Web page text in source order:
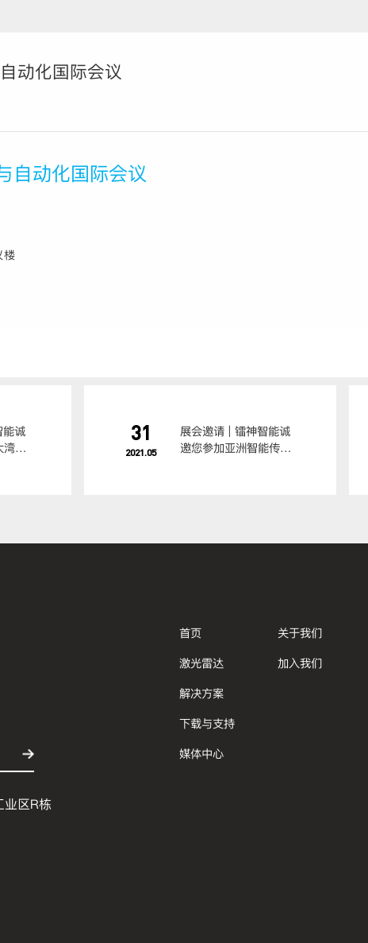
动化国际会议
自动化国际会议
楼
能诚
湾区
31
2021.05
展会邀请 | 镭神智能诚
邀您参加亚洲智能传感
区R栋
首页
激光雷达
解决方案
下载与支持
媒体中心
关于我们
加入我们